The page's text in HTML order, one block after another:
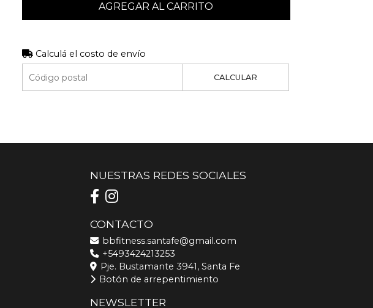
AGREGAR AL CARRITO
Calculá el costo de envío
CALCULAR
NUESTRAS REDES SOCIALES
CONTACTO
bbfitness.santafe@gmail.com
+5493424213253
Pje. Bustamante 3941, Santa Fe
Botón de arrepentimiento
NEWSLETTER